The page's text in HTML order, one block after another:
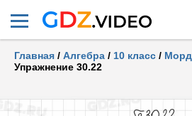
Главная / Алгебра / 10 класс /
Упражнение 30.22